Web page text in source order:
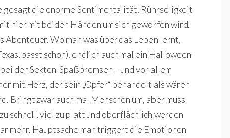
gesagt die enorme Sentimentalität, Rührseligkeit
hier mit beiden Händen um sich geworfen wird.
Wo man was über das Leben lernt,
passt schon), endlich auch mal ein Halloween-
den Sekten-Spaßbremsen – und vor allem
mit Herz, der sein „Opfer“ behandelt als wären
Bringt zwar auch mal Menschen um, aber muss
schnell, viel zu platt und oberflächlich werden
mehr. Hauptsache man triggert die Emotionen